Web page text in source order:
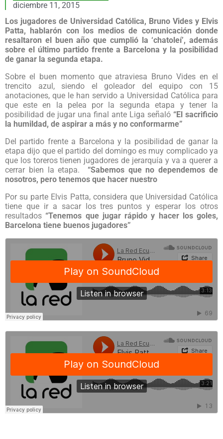
diciembre 11, 2015
Los jugadores de Universidad Católica, Bruno Vides y Elvis
Patta, hablarón con los medios de comunicación donde
resaltaron el buen año que cumplió la ‘chatoleí’, además
sobre el último partido frente a Barcelona y la posibilidad
de ganar la segunda etapa.
Sobre el buen momento que atraviesa Bruno Vides en el
trencito azul, siendo el goleador del equipo con 15
anotaciones, que le han servido a Universidad Católica para
que este en la pelea por la segunda etapa y tener la
posibilidad de jugar una final ante Liga señaló “El sacrificio
la humildad, de aspirar a más y no conformarme”
Del partido frente a Barcelona y la posibilidad de ganar la
etapa dijo que el partido del domingo es muy complicado ya
que los toreros tienen jugadores de jerarquía y va a querer a
cerrar bien la etapa.
“Sabemos que no dependemos de
nosotros, pero tenemos que hacer nuestro
Por su parte Elvis Patta, considera que Universidad Católica
tiene que ir a sacar los tres puntos y esperar los otros
resultados “Tenemos que jugar rápido y hacer los goles,
Barcelona tiene buenos jugadores”